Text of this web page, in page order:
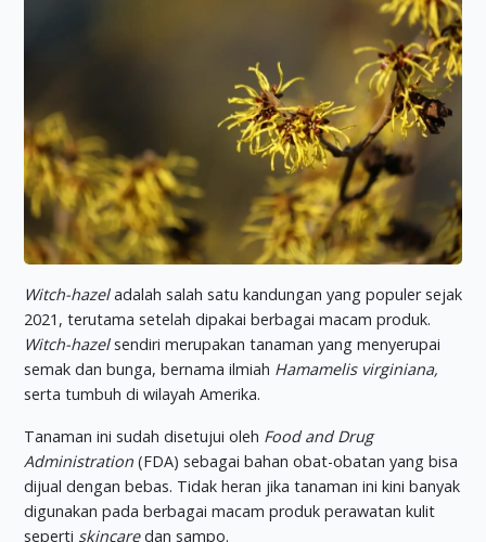
Witch-hazeladalah salah satu kandungan yang populer sejak
2021, terutama setelah dipakai berbagai macam produk.
Witch-hazelsendiri merupakan tanaman yang menyerupai
semak dan bunga, bernama ilmiah Hamamelis virginiana,
serta tumbuh di wilayah Amerika.
Tanaman ini sudah disetujui oleh Food and Drug
Administration (FDA) sebagai bahan obat-obatan yang bisa
dijual dengan bebas. Tidak heran jika tanaman ini kini banyak
digunakan pada berbagai macam produk perawatan kulit
seperti skincaredan sampo.